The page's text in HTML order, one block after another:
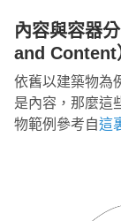
內容與容器
and Content
依舊以建築物為
是內容，那麼這
物範例參考自這